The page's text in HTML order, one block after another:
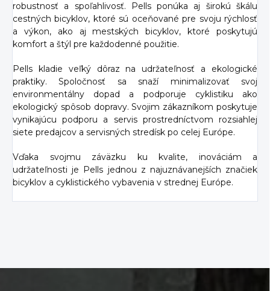
robustnosť a spoľahlivosť. Pells ponúka aj širokú škálu
cestných bicyklov, ktoré sú oceňované pre svoju rýchlosť
a výkon, ako aj mestských bicyklov, ktoré poskytujú
komfort a štýl pre každodenné použitie.
Pells kladie veľký dôraz na udržateľnosť a ekologické
praktiky. Spoločnosť sa snaží minimalizovať svoj
environmentálny dopad a podporuje cyklistiku ako
ekologický spôsob dopravy. Svojim zákazníkom poskytuje
vynikajúcu podporu a servis prostredníctvom rozsiahlej
siete predajcov a servisných stredísk po celej Európe.
Vďaka svojmu záväzku ku kvalite, inováciám a
udržateľnosti je Pells jednou z najuznávanejších značiek
bicyklov a cyklistického vybavenia v strednej Európe.